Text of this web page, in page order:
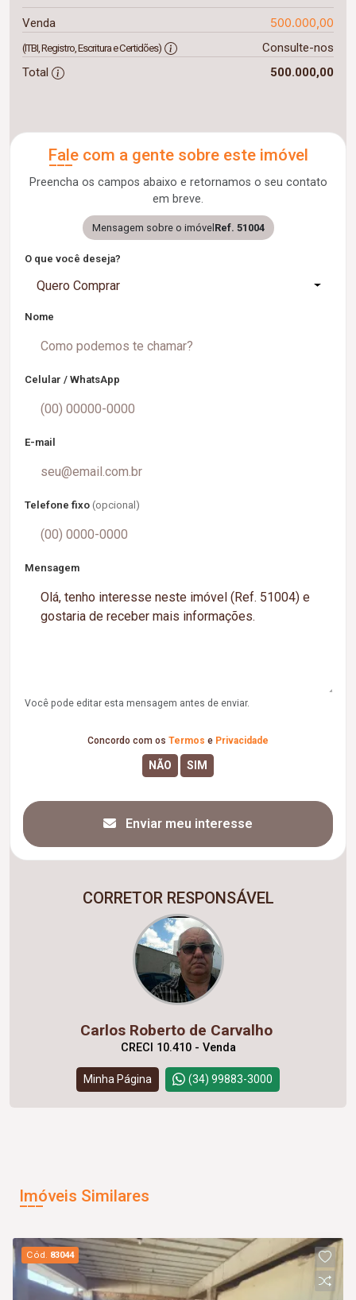
Venda 500.000,00
(ITBI, Registro, Escritura e Certidões)
Consulte-nos
Total
500.000,00
Fale com a gente sobre este imóvel
Preencha os campos abaixo e retornamos o seu contato
em breve.
Mensagem sobre o imóvelRef. 51004
O que você deseja?
Quero Comprar
Nome
Celular / WhatsApp
E-mail
Telefone fixo (opcional)
Mensagem
Você pode editar esta mensagem antes de enviar.
Concordo com os Termos e Privacidade
Enviar meu interesse
CORRETOR RESPONSÁVEL
Carlos Roberto de Carvalho
CRECI 10.410 - Venda
Minha Página (34) 99883-3000
Imóveis Similares
Cód. 83044